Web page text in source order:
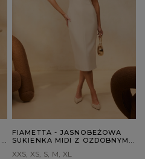
FIAMETTA - JASNOBEŻOWA
SUKIENKA MIDI Z OZDOBNYMI
XXS XS S M XL